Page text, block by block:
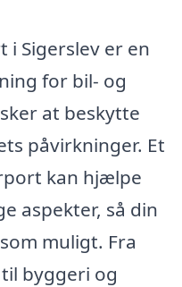
i Sigerslev er en
for bil- og
at beskytte
påvirkninger. Et
kan hjælpe
aspekter, så din
muligt. Fra
byggeri og